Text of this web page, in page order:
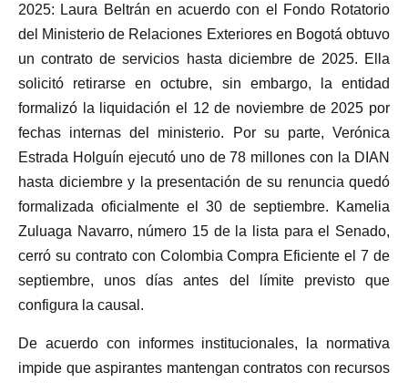
2025: Laura Beltrán en acuerdo con el Fondo Rotatorio
del Ministerio de Relaciones Exteriores en Bogotá obtuvo
un contrato de servicios hasta diciembre de 2025. Ella
solicitó retirarse en octubre, sin embargo, la entidad
formalizó la liquidación el 12 de noviembre de 2025 por
fechas internas del ministerio. Por su parte, Verónica
Estrada Holguín ejecutó uno de 78 millones con la DIAN
hasta diciembre y la presentación de su renuncia quedó
formalizada oficialmente el 30 de septiembre. Kamelia
Zuluaga Navarro, número 15 de la lista para el Senado,
cerró su contrato con Colombia Compra Eficiente el 7 de
septiembre, unos días antes del límite previsto que
configura la causal.
De acuerdo con informes institucionales, la normativa
impide que aspirantes mantengan contratos con recursos